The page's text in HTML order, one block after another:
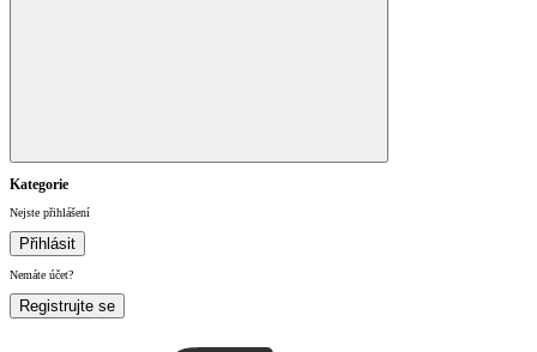
Kategorie
Nejste přihlášení
Přihlásit
Nemáte účet?
Registrujte se